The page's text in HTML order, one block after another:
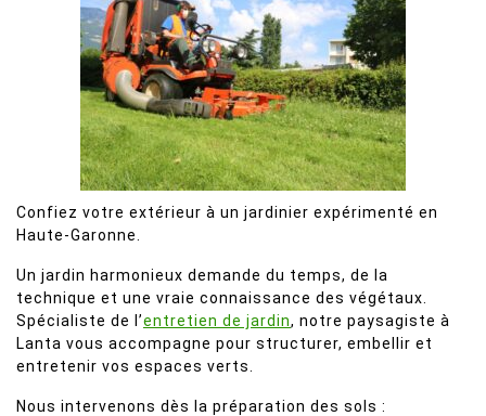
Confiez votre extérieur à un jardinier expérimenté en
Haute-Garonne.
Un jardin harmonieux demande du temps, de la
technique et une vraie connaissance des végétaux.
Spécialiste de l’entretien de jardin, notre paysagiste à
Lanta vous accompagne pour structurer, embellir et
entretenir vos espaces verts.
Nous intervenons dès la préparation des sols :